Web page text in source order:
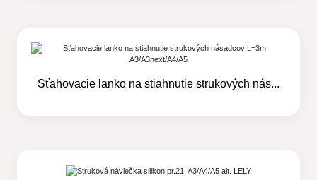
Sťahovacie lanko na stiahnutie strukových nás...